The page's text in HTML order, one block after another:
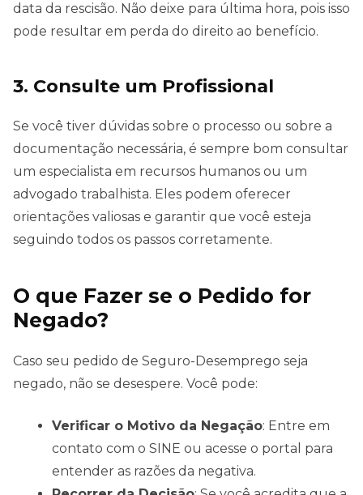
data da rescisão. Não deixe para última hora, pois isso
pode resultar em perda do direito ao benefício.
3. Consulte um Profissional
Se você tiver dúvidas sobre o processo ou sobre a
documentação necessária, é sempre bom consultar
um especialista em recursos humanos ou um
advogado trabalhista. Eles podem oferecer
orientações valiosas e garantir que você esteja
seguindo todos os passos corretamente.
O que Fazer se o Pedido for
Negado?
Caso seu pedido de Seguro-Desemprego seja
negado, não se desespere. Você pode:
Verificar o Motivo da Negação: Entre em
contato com o SINE ou acesse o portal para
entender as razões da negativa.